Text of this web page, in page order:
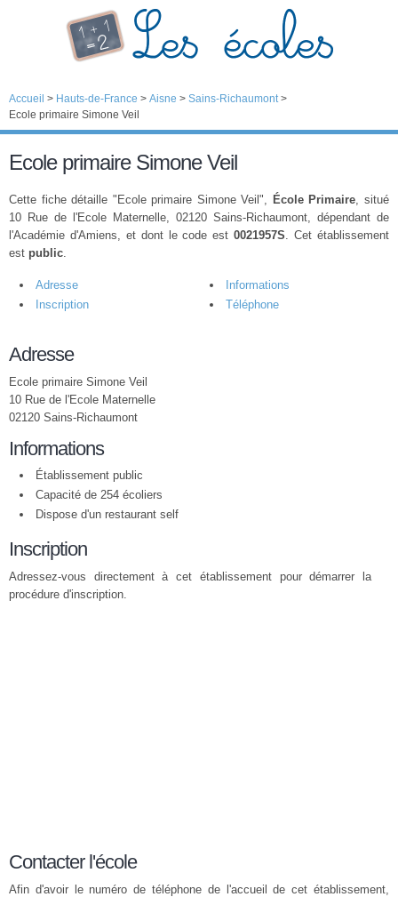
Accueil > Hauts-de-France > Aisne > Sains-Richaumont>
Ecole primaire Simone Veil
Ecole primaire Simone Veil
Cette fiche détaille "Ecole primaire Simone Veil", École Primaire, situé
10 Rue de l'Ecole Maternelle, 02120 Sains-Richaumont, dépendant de
l'Académie d'Amiens, et dont le code est0021957S. Cet établissement
est public.
Adresse
Informations
Inscription
Téléphone
Adresse
Ecole primaire Simone Veil
10 Rue de l'Ecole Maternelle
02120 Sains-Richaumont
Informations
Établissement public
Capacité de 254 écoliers
Dispose d'un restaurant self
Inscription
Adressez-vous directement à cet établissement pour démarrer la
procédure d'inscription.
Contacter l'école
Afin d'avoir le numéro de téléphone de l'accueil de cet établissement,